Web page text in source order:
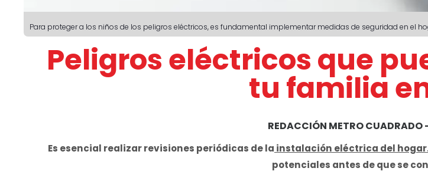
Para proteger a los niños de los peligros eléctricos, es fundamental implementar medidas de seguridad en el
Peligros eléctricos que
tu familia
REDACCIÓN METRO CUADRADO
Es esencial realizar revisiones periódicas de la instalación eléctrica del
potenciales antes de que se